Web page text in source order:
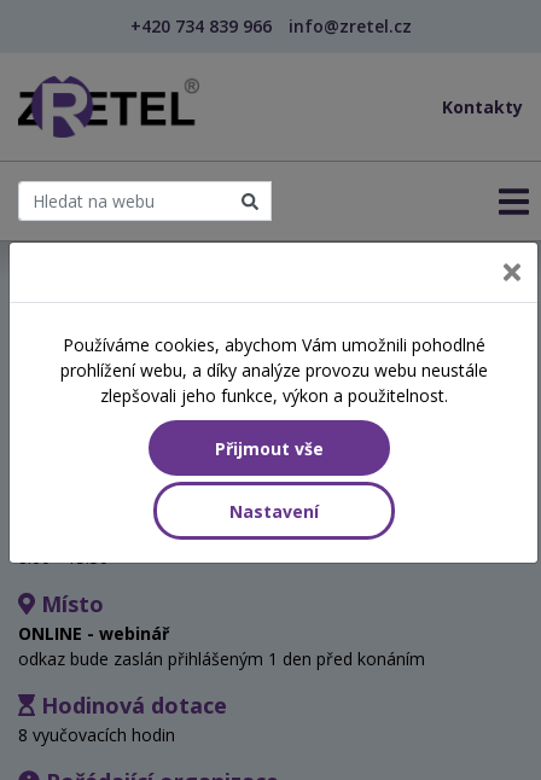
+420 734 839 966 info@zretel.cz
Kontakty
šablony
Psychické problémy dětí v
současné škole (webinář)
8:00 - 15:30
Místo
ONLINE - webinář
odkaz bude zaslán přihlášeným 1 den před konáním
Hodinová dotace
8 vyučovacích hodin
Používáme cookies, abychom Vám umožnili pohodlné
prohlížení webu, a díky analýze provozu webu neustále
zlepšovali jeho funkce, výkon a použitelnost.
Přijmout vše
Nastavení